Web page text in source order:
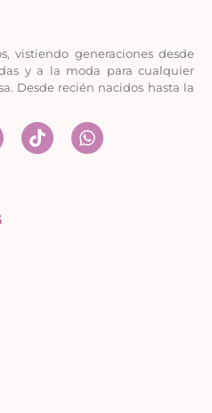
vistiendo generaciones desde
y a la moda para cualquier
Desde recién nacidos hasta la